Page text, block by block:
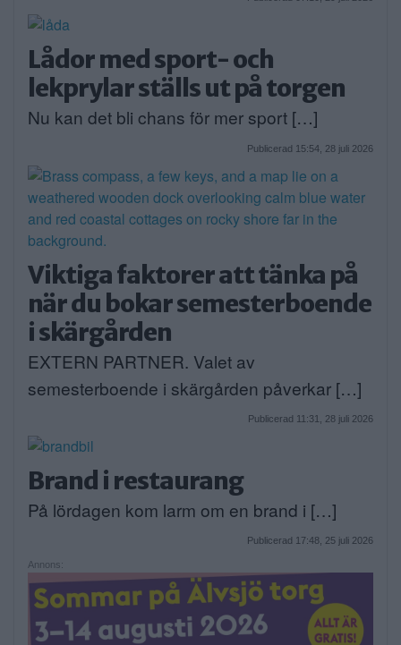
Lådor med sport- och
lekprylar ställs ut på torgen
Nu kan det bli chans för mer sport […]
Publicerad 15:54, 28 juli 2026
Viktiga faktorer att tänka på
när du bokar semesterboende
i skärgården
EXTERN PARTNER. Valet av
semesterboende i skärgården påverkar […]
Publicerad 11:31, 28 juli 2026
Brand i restaurang
På lördagen kom larm om en brand i […]
Publicerad 17:48, 25 juli 2026
Annons: